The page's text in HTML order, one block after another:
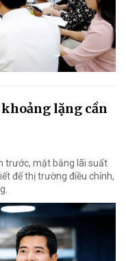
lặng cần
trước, mặt bằng lãi suất
để thị trường điều chỉnh,